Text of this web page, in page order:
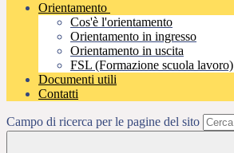
Orientamento
Cos'è l'orientamento
Orientamento in ingresso
Orientamento in uscita
FSL (Formazione scuola lavoro)
Documenti utili
Contatti
Campo di ricerca per le pagine del sito